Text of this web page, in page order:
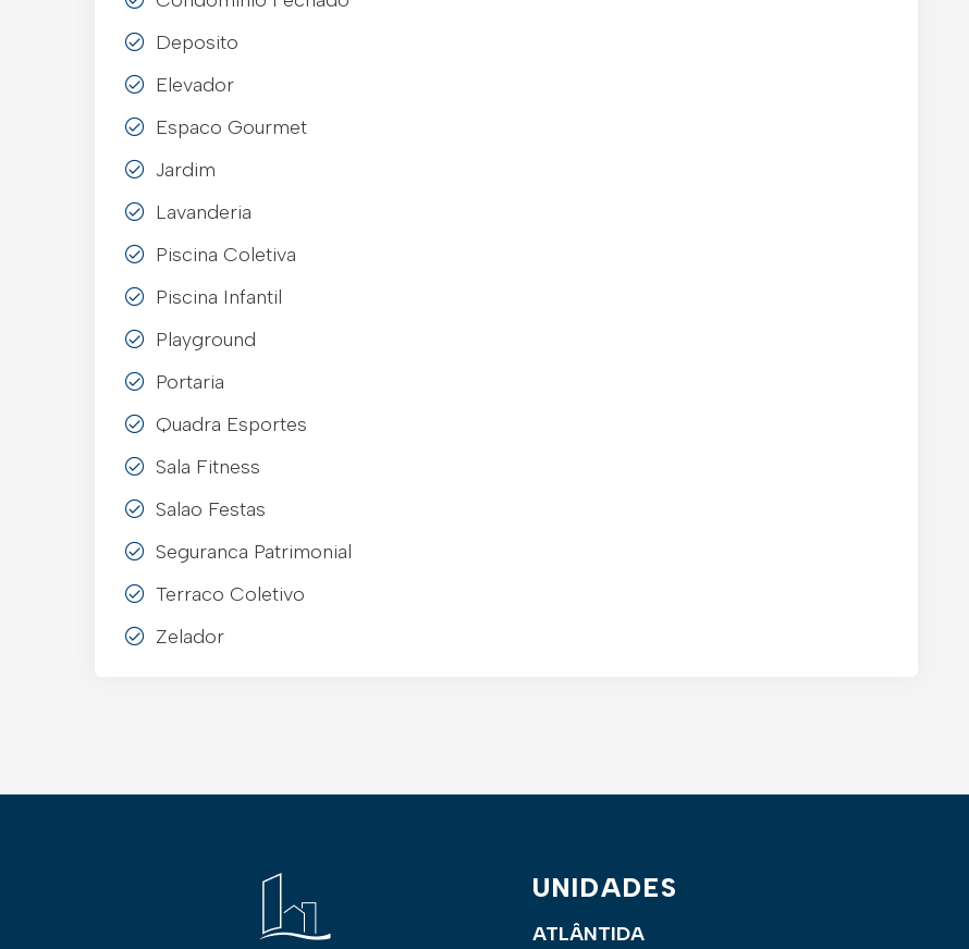
Deposito
Elevador
Espaco Gourmet
Jardim
Lavanderia
Piscina Coletiva
Piscina Infantil
Playground
Portaria
Quadra Esportes
Sala Fitness
Salao Festas
Seguranca Patrimonial
Terraco Coletivo
Zelador
UNIDADES
ATLÂNTIDA